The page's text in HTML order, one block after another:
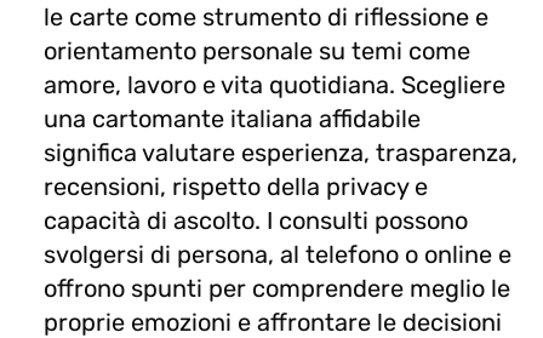
le carte come strumento di riflessione e
orientamento personale su temi come
amore, lavoro e vita quotidiana. Scegliere
una cartomante italiana affidabile
significa valutare esperienza, trasparenza,
recensioni, rispetto della privacy e
capacità di ascolto. I consulti possono
svolgersi di persona, al telefono o online e
offrono spunti per comprendere meglio le
proprie emozioni e affrontare le decisioni